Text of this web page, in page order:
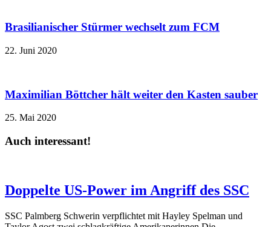
Brasilianischer Stürmer wechselt zum FCM
22. Juni 2020
Maximilian Böttcher hält weiter den Kasten sauber
25. Mai 2020
Auch interessant!
Doppelte US-Power im Angriff des SSC
SSC Palmberg Schwerin verpflichtet mit Hayley Spelman und